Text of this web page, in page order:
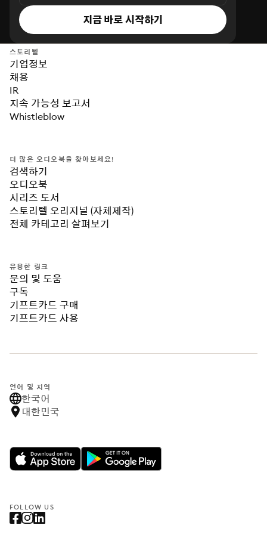
지금 바로 시작하기
스토리텔
기업정보
채용
IR
지속 가능성 보고서
Whistleblow
더 많은 오디오북을 찾아보세요!
검색하기
오디오북
시리즈 도서
스토리텔 오리지널 (자체제작)
전체 카테고리 살펴보기
유용한 링크
문의 및 도움
구독
기프트카드 구매
기프트카드 사용
언어 및 지역
한국어
대한민국
FOLLOW US